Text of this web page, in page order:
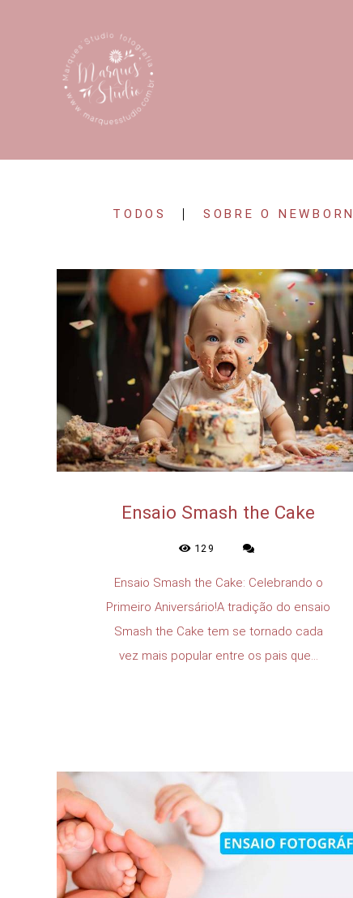
TODOS SOBRE O NEWBORN
Ensaio Smash the Cake
129
Ensaio Smash the Cake: Celebrando o
Primeiro Aniversário!A tradição do ensaio
Smash the Cake tem se tornado cada
vez mais popular entre os pais que...